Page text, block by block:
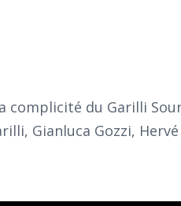
complicité du Garilli
Gianluca Gozzi,